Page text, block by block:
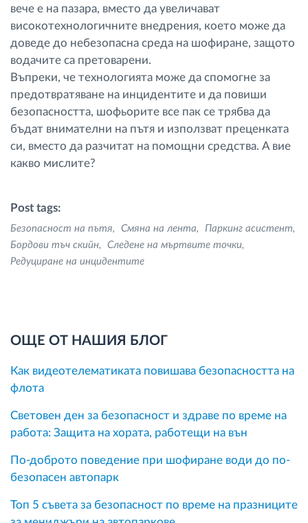
вече е на пазара, вместо да увеличават
високотехнологичните внедрения, което може да
доведе до небезопасна среда на шофиране, защото
водачите са претоварени.
Въпреки, че технологията може да спомогне за
предотвратяване на инцидентите и да повиши
безопасността, шофьорите все пак се трябва да
бъдат внимателни на пътя и използват преценката
си, вместо да разчитат на помощни средства. А вие
какво мислите?
Post tags:
Безопасност на пътя Смяна на лента
Паркинг асистент
Бордови тъч скийн
Следене на мъртвите точки
Редуциране на инцидентите
ОЩЕ ОТ НАШИЯ БЛОГ
Как видеотелематиката повишава безопасността на
флота
Световен ден за безопасност и здраве по време на
работа: Защита на хората, работещи на вън
По-доброто поведение при шофиране води до по-
безопасен автопарк
Топ 5 съвета за безопасност по време на празниците